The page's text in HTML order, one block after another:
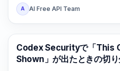
A AI Free API Team
OpenAI Codex
Codex Securityで「This
Shown」が出たときの切